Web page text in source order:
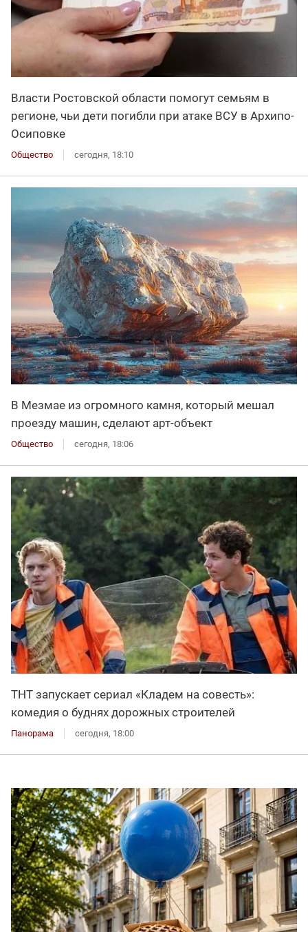
Власти Ростовской области помогут семьям в
регионе, чьи дети погибли при атаке ВСУ в Архипо-
Осиповке
Общество сегодня, 18:10
В Мезмае из огромного камня, который мешал
проезду машин, сделают арт-объект
Общество сегодня, 18:06
ТНТ запускает сериал «Кладем на совесть»:
комедия о буднях дорожных строителей
Панорама сегодня, 18:00